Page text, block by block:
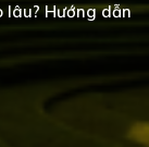
lâu? Hướng dẫn